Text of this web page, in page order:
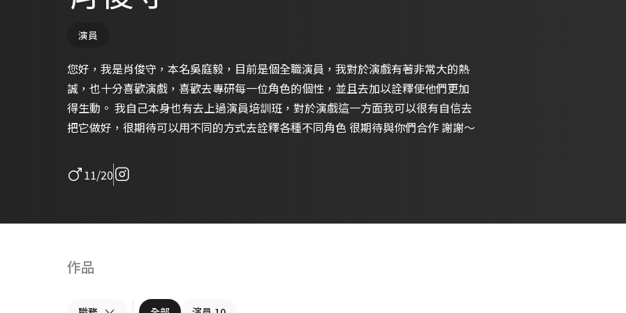
演員
您好，我是肖俊守，本名吳庭毅，目前是個全職演員，我對於演戲有著非常大的熱
誠，也十分喜歡演戲，喜歡去專研每一位角色的個性，並且去加以詮釋使他們更加
得生動。 我自己本身也有去上過演員培訓班，對於演戲這一方面我可以很有自信去
把它做好，很期待可以用不同的方式去詮釋各種不同角色 很期待與你們合作 謝謝～
11/20
作品